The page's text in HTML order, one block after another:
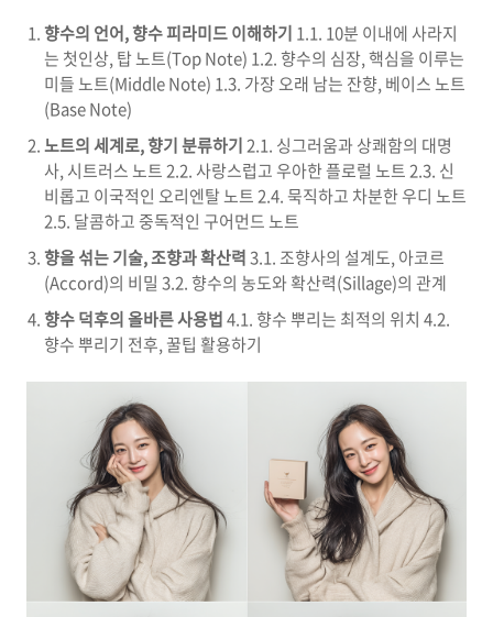
향수의 언어, 향수 피라미드 이해하기 1.1. 10분 이내에 사라지
는 첫인상, 탑 노트(Top Note) 1.2. 향수의 심장, 핵심을 이루는
미들 노트(Middle Note) 1.3. 가장 오래 남는 잔향, 베이스 노트
(Base Note)
노트의 세계로, 향기 분류하기2.1. 싱그러움과 상쾌함의 대명
사, 시트러스 노트 2.2. 사랑스럽고 우아한 플로럴 노트 2.3. 신
비롭고 이국적인 오리엔탈 노트 2.4. 묵직하고 차분한 우디 노트
2.5. 달콤하고 중독적인 구어먼드 노트
향을 섞는 기술, 조향과 확산력3.1. 조향사의 설계도, 아코르
(Accord)의 비밀 3.2. 향수의 농도와 확산력(Sillage)의 관계
향수 덕후의 올바른 사용법4.1. 향수 뿌리는 최적의 위치 4.2.
향수 뿌리기 전후, 꿀팁 활용하기